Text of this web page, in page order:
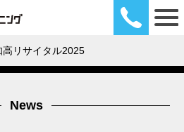
高リサイタル2025
News